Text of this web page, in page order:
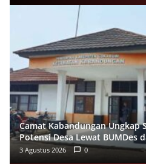
Camat Kabandungan Ungkap
Potensi Desa Lewat BUMDes
3 Agustus 2026 0